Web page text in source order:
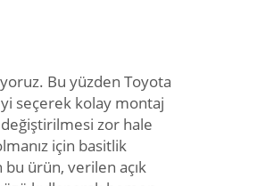
Bu yüzden Toyota
seçerek kolay montaj
değiştirilmesi zor hale
için basitlik
bu ürün, verilen açık